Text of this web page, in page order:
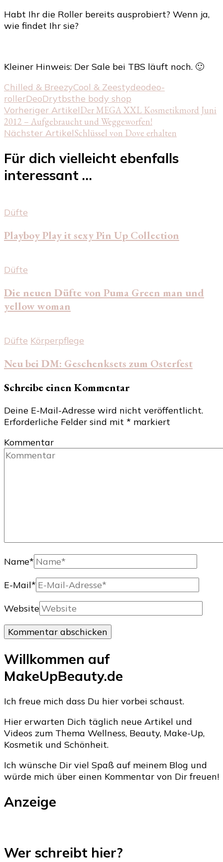
Habt Ihr die Roller bereits ausprobiert? Wenn ja,
wie findet Ihr sie?
Kleiner Hinweis: Der Sale bei TBS läuft noch. 🙂
Chilled & BreezyCool & Zeestydeodeo-
rollerDeoDrytbsthe body shop
Beitragsnavigation
Vorheriger ArtikelDer MEGA XXL Kosmetikmord Juni
2012 – Aufgebraucht und Weggeworfen!
Nächster ArtikelSchlüssel von Dove erhalten
Für dich vielleicht ebenfalls
interessant …
Düfte
Playboy Play it sexy Pin Up Collection
Düfte
Die neuen Düfte von Puma Green man und
yellow woman
Düfte Körperpflege
Neu bei DM: Geschenksets zum Osterfest
Schreibe einen Kommentar
Deine E-Mail-Adresse wird nicht veröffentlicht.
Erforderliche Felder sind mit * markiert
Kommentar
Name*
E-Mail*
Website
Willkommen auf
MakeUpBeauty.de
Ich freue mich dass Du hier vorbei schaust.
Hier erwarten Dich täglich neue Artikel und
Videos zum Thema Wellness, Beauty, Make-Up,
Kosmetik und Schönheit.
Ich wünsche Dir viel Spaß auf meinem Blog und
würde mich über einen Kommentar von Dir freuen!
Anzeige
Wer schreibt hier?